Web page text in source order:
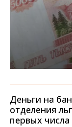
Деньги на
отделения
первых